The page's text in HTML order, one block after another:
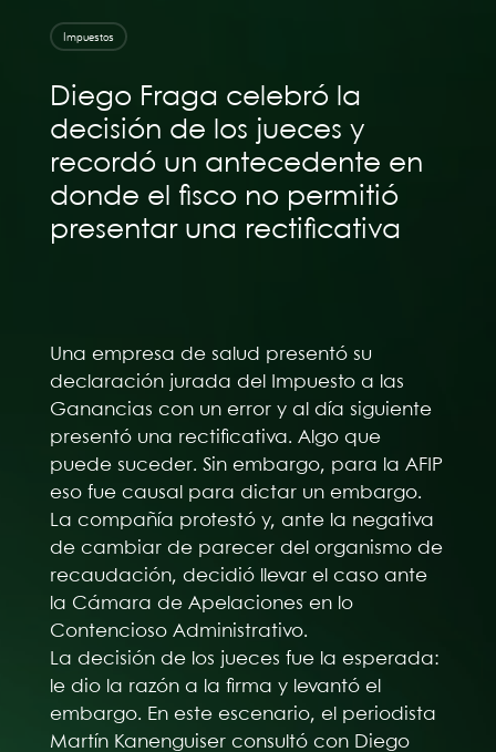
Impuestos
Diego Fraga celebró la
decisión de los jueces y
recordó un antecedente en
donde el fisco no permitió
presentar una rectificativa
Una empresa de salud presentó su
declaración jurada del Impuesto a las
Ganancias con un error y al día siguiente
presentó una rectificativa. Algo que
puede suceder. Sin embargo, para la AFIP
eso fue causal para dictar un embargo.
La compañía protestó y, ante la negativa
de cambiar de parecer del organismo de
recaudación, decidió llevar el caso ante
la Cámara de Apelaciones en lo
Contencioso Administrativo.
La decisión de los jueces fue la esperada:
le dio la razón a la firma y levantó el
embargo. En este escenario, el periodista
Martín Kanenguiser consultó con Diego